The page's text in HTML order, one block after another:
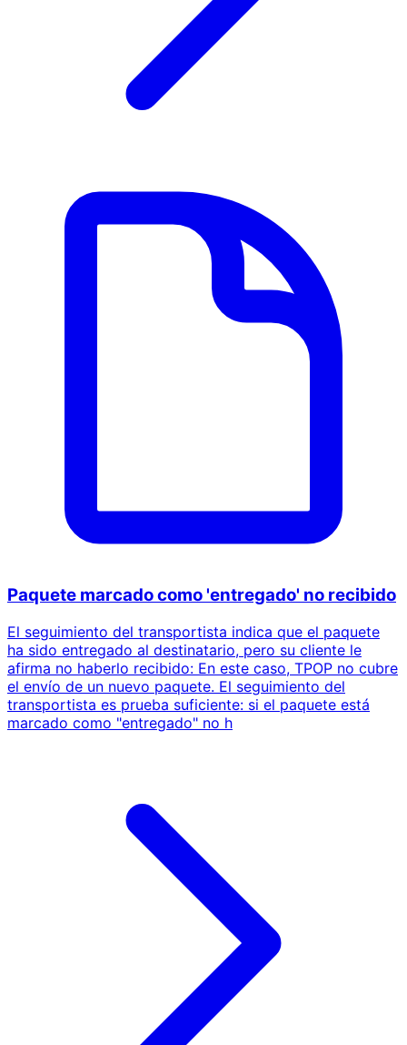
Paquete marcado como 'entregado' no recibido
El seguimiento del transportista indica que el paquete
ha sido entregado al destinatario, pero su cliente le
afirma no haberlo recibido: En este caso, TPOP no cubre
el envío de un nuevo paquete. El seguimiento del
transportista es prueba suficiente: si el paquete está
marcado como "entregado" no h